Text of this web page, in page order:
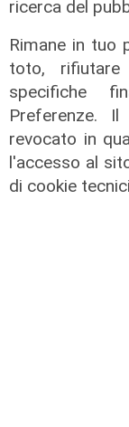
ricerca del
Rimane in tuo
toto,
specifiche
Preferenze.
revocato in
l'accesso al
di cookie
Per restare
notizie
Telenord, su
Youtube e su